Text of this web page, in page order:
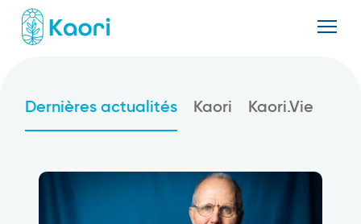
Dernières actualités Kaori Kaori.Vie